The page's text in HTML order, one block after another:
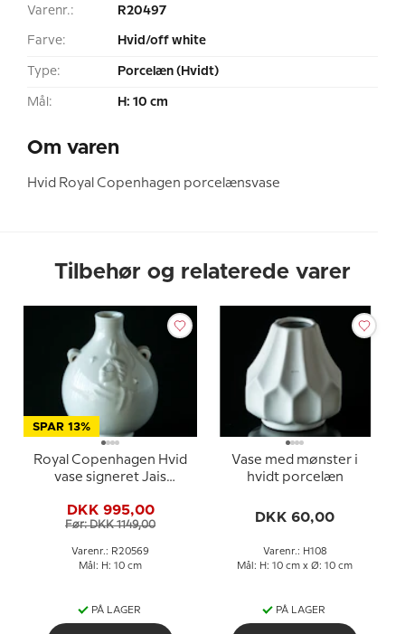
Varenr.: R20497
Farve: Hvid/off white
Type: Porcelæn (Hvidt)
Mål: H: 10 cm
Om varen
Hvid Royal Copenhagen porcelænsvase
Tilbehør og relaterede varer
SPAR 13%
Royal Copenhagen Hvid
vase signeret Jais
DKK 995,00
Før: DKK 1149,00
Varenr.: R20569
Mål: H: 10 cm
PÅ LAGER
Vase med mønster i
hvidt porcelæn
DKK 60,00
Varenr.: H108
Mål: H: 10 cm x Ø: 10 cm
PÅ LAGER